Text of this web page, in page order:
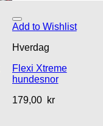
Add to Wishlist
Hverdag
Flexi Xtreme
hundesnor
179,00 kr